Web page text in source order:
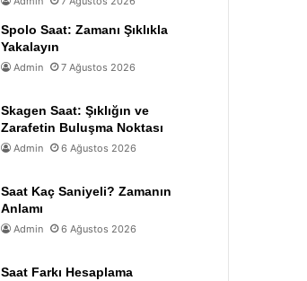
Spolo Saat: Zamanı Şıklıkla
Yakalayın
Admin 7 Ağustos 2026
Skagen Saat: Şıklığın ve
Zarafetin Buluşma Noktası
Admin 6 Ağustos 2026
Saat Kaç Saniyeli? Zamanın
Anlamı
Admin 6 Ağustos 2026
Saat Farkı Hesaplama